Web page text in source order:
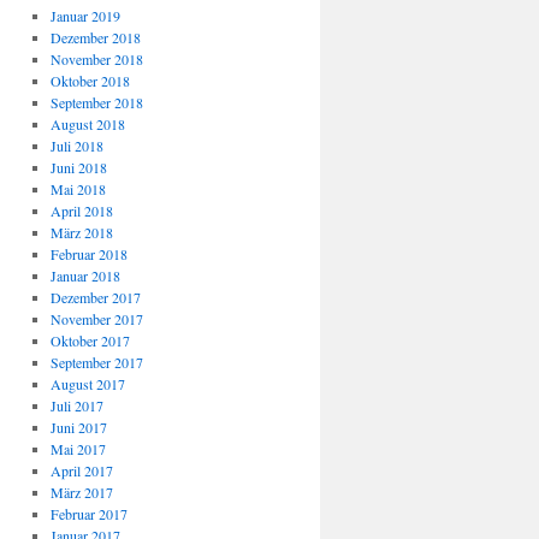
Januar 2019
Dezember 2018
November 2018
Oktober 2018
September 2018
August 2018
Juli 2018
Juni 2018
Mai 2018
April 2018
März 2018
Februar 2018
Januar 2018
Dezember 2017
November 2017
Oktober 2017
September 2017
August 2017
Juli 2017
Juni 2017
Mai 2017
April 2017
März 2017
Februar 2017